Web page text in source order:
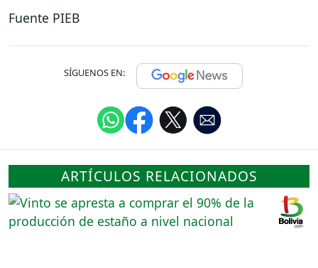
Fuente PIEB
SÍGUENOS EN:
ARTÍCULOS RELACIONADOS